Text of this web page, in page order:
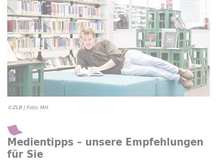
©ZLB | Foto: MH
Medientipps – unsere Empfehlungen
für Sie